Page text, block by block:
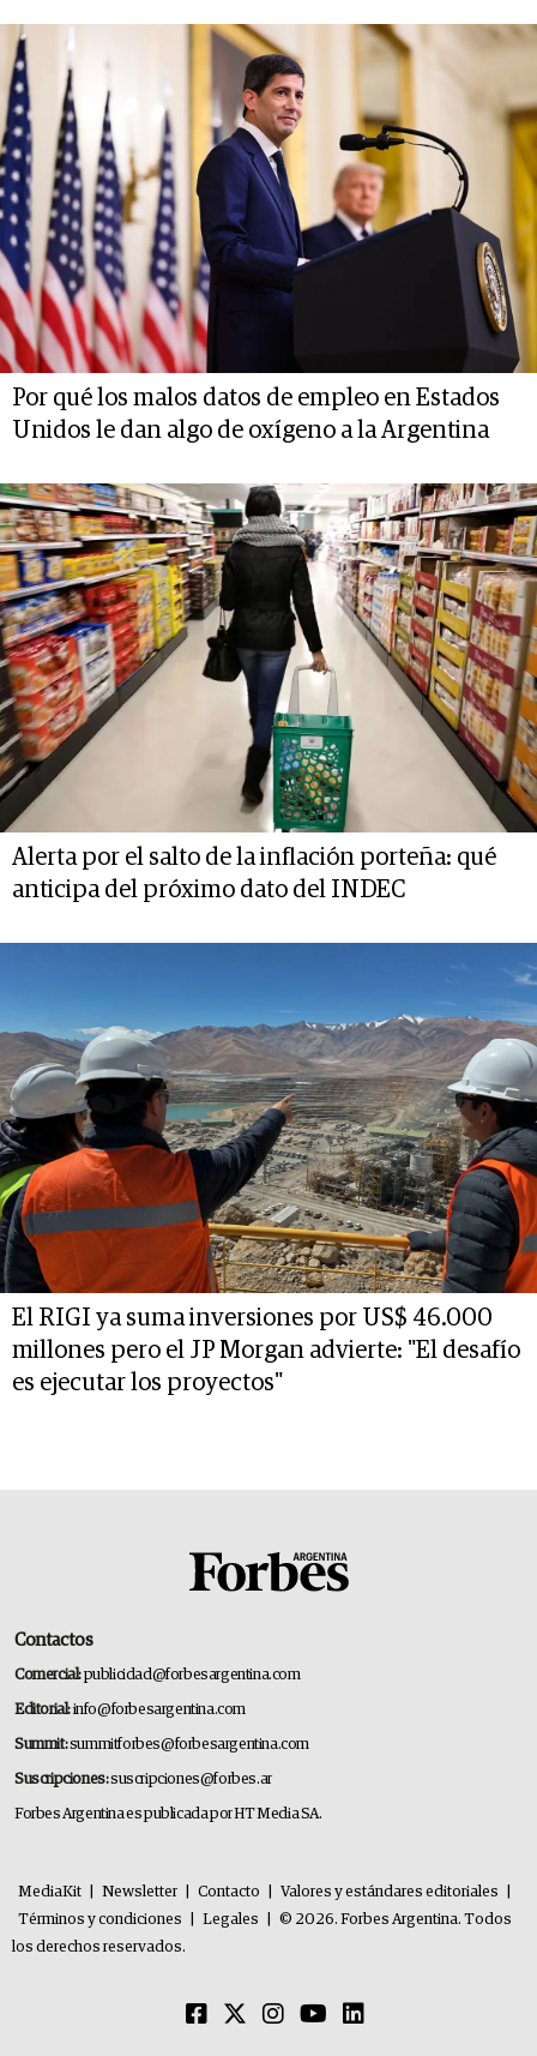
Por qué los malos datos de empleo en Estados
Unidos le dan algo de oxígeno a la Argentina
Alerta por el salto de la inflación porteña: qué
anticipa del próximo dato del INDEC
El RIGI ya suma inversiones por US$ 46.000
millones pero el JP Morgan advierte: "El desafío
es ejecutar los proyectos"
Contactos
Comercial:publicidad@forbesargentina.com
Editorial:info@forbesargentina.com
Summit:summitforbes@forbesargentina.com
Suscripciones:suscripciones@forbes.ar
Forbes Argentina es publicada por HT Media SA.
MediaKit Newsletter Contacto Valores y estándares editoriales
Términos y condiciones
Legales
© 2026. Forbes Argentina. Todos
los derechos reservados.